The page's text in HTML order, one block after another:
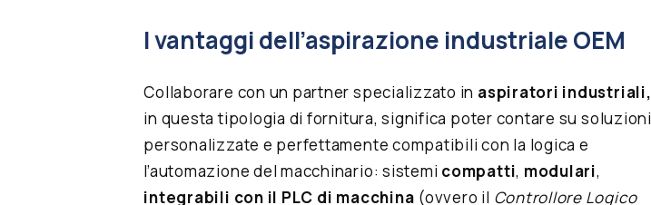
I vantaggi dell’aspirazione industriale OEM
Collaborare con un partner specializzato in aspiratori industriali,
in questa tipologia di fornitura, significa poter contare su soluzioni
personalizzate e perfettamente compatibili con la logica e
l’automazione del macchinario: sistemi compatti, modulari,
integrabili con il PLC di macchina (ovvero il Controllore Logico